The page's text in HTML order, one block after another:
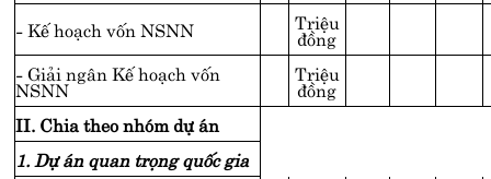
- Kế hoạch vốn NSNN
Triệu
đồng
- Giải ngân Kế hoạch vốn
NSNN
Triệu
đồng
II. Chia theo nhóm dự án
1. Dự án quan trọng quốc gia